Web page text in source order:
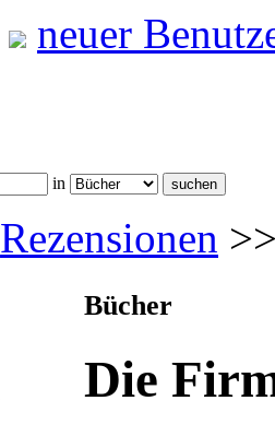
neuer
in
Rezensionen
Bücher
Die